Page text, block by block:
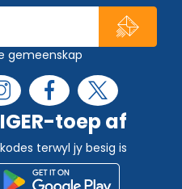
gemeenskap
toep af
terwyl jy besig is